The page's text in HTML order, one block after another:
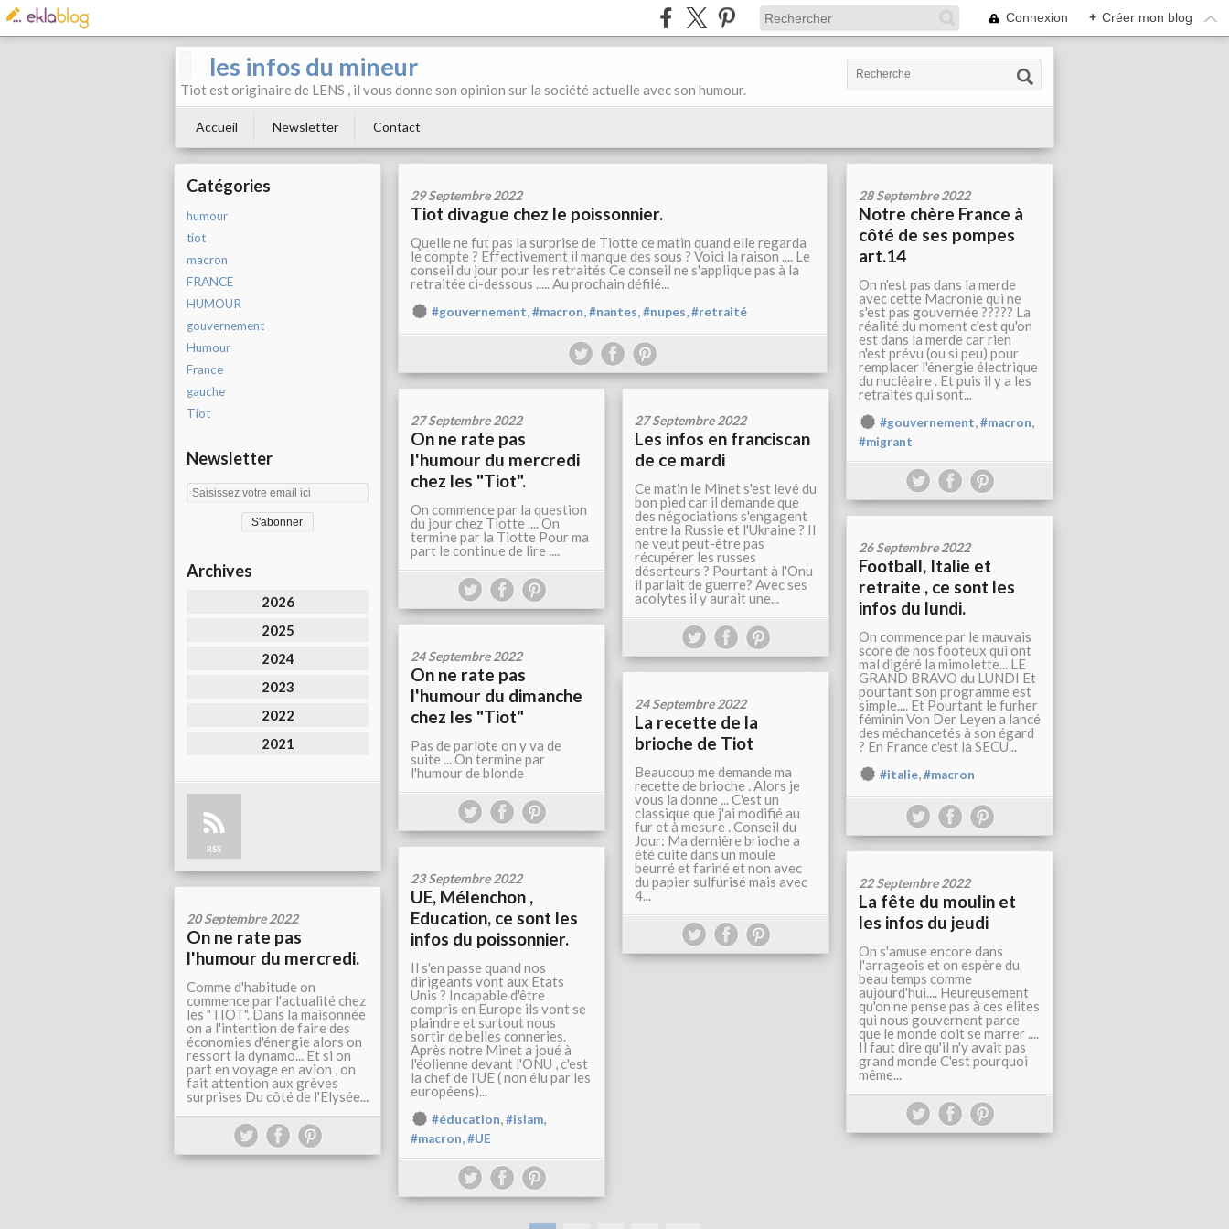
Connexion + Créer mon blog
les infos du mineur
Tiot est originaire de LENS , il vous donne son opinion sur la société actuelle avec son humour.
Accueil Newsletter Contact
Catégories
humour
tiot
macron
FRANCE
HUMOUR
gouvernement
Humour
France
gauche
Tiot
Newsletter
Archives
2026
2025
2024
2023
2022
2021
RSS
29 Septembre 2022
Tiot divague chez le poissonnier.
Quelle ne fut pas la surprise de Tiotte ce matin quand elle regarda
le compte ? Effectivement il manque des sous ? Voici la raison .... Le
conseil du jour pour les retraités Ce conseil ne s'applique pas à la
retraitée ci-dessous ..... Au prochain défilé...
#gouvernement,#macron,#nantes,#nupes,#retraité
28 Septembre 2022
Notre chère France à
côté de ses pompes
art.14
On n'est pas dans la merde
avec cette Macronie qui ne
s'est pas gouvernée ????? La
réalité du moment c'est qu'on
est dans la merde car rien
n'est prévu (ou si peu) pour
remplacer l'énergie électrique
du nucléaire . Et puis il y a les
retraités qui sont...
#gouvernement,#macron,
#migrant
27 Septembre 2022
On ne rate pas
l'humour du mercredi
chez les "Tiot".
On commence par la question
du jour chez Tiotte .... On
termine par la Tiotte Pour ma
part le continue de lire ....
27 Septembre 2022
Les infos en franciscan
de ce mardi
Ce matin le Minet s'est levé du
bon pied car il demande que
des négociations s'engagent
entre la Russie et l'Ukraine ? Il
ne veut peut-être pas
récupérer les russes
déserteurs ? Pourtant à l'Onu
il parlait de guerre? Avec ses
acolytes il y aurait une...
26 Septembre 2022
Football, Italie et
retraite , ce sont les
infos du lundi.
On commence par le mauvais
score de nos footeux qui ont
mal digéré la mimolette... LE
GRAND BRAVO du LUNDI Et
pourtant son programme est
simple.... Et Pourtant le furher
féminin Von Der Leyen a lancé
des méchancetés à son égard
? En France c'est la SECU...
#italie,#macron
24 Septembre 2022
On ne rate pas
l'humour du dimanche
chez les "Tiot"
Pas de parlote on y va de
suite ... On termine par
l'humour de blonde
24 Septembre 2022
La recette de la
brioche de Tiot
Beaucoup me demande ma
recette de brioche . Alors je
vous la donne ... C'est un
classique que j'ai modifié au
fur et à mesure . Conseil du
Jour: Ma dernière brioche a
été cuite dans un moule
beurré et fariné et non avec
du papier sulfurisé mais avec
4...
23 Septembre 2022
UE, Mélenchon ,
Education, ce sont les
infos du poissonnier.
Il s'en passe quand nos
dirigeants vont aux Etats
Unis ? Incapable d'être
compris en Europe ils vont se
plaindre et surtout nous
sortir de belles conneries.
Après notre Minet a joué à
l'éolienne devant l'ONU , c'est
la chef de l'UE ( non élu par les
européens)...
#éducation,#islam,
#macron,#UE
22 Septembre 2022
La fête du moulin et
les infos du jeudi
On s'amuse encore dans
l'arrageois et on espère du
beau temps comme
aujourd'hui.... Heureusement
qu'on ne pense pas à ces élites
qui nous gouvernent parce
que le monde doit se marrer ....
Il faut dire qu'il n'y avait pas
grand monde C'est pourquoi
même...
20 Septembre 2022
On ne rate pas
l'humour du mercredi.
Comme d'habitude on
commence par l'actualité chez
les "TIOT". Dans la maisonnée
on a l'intention de faire des
économies d'énergie alors on
ressort la dynamo... Et si on
part en voyage en avion , on
fait attention aux grèves
surprises Du côté de l'Elysée...